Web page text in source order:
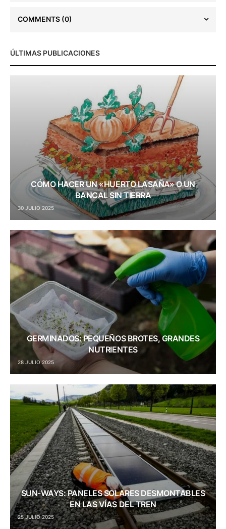
COMMENTS (0)
ÚLTIMAS PUBLICACIONES
CÓMO HACER UN «HUERTO LASAÑA» O UN
BANCAL SIN TIERRA
30 JULIO 2025
GERMINADOS: PEQUEÑOS BROTES, GRANDES
NUTRIENTES
28 JULIO 2025
SUN-WAYS: PANELES SOLARES DESMONTABLES
EN LAS VÍAS DEL TREN
25 JULIO 2025